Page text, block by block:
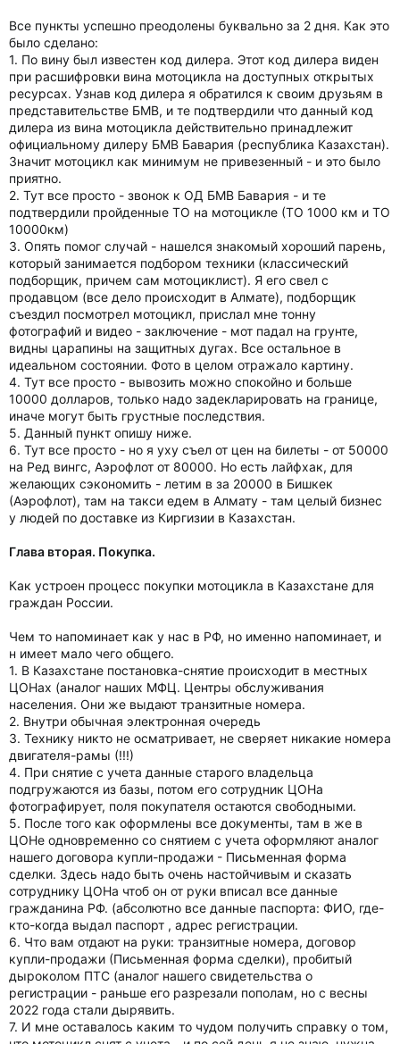
Все пункты успешно преодолены буквально за 2 дня. Как это
было сделано:
1. По вину был известен код дилера. Этот код дилера виден
при расшифровки вина мотоцикла на доступных открытых
ресурсах. Узнав код дилера я обратился к своим друзьям в
представительстве БМВ, и те подтвердили что данный код
дилера из вина мотоцикла действительно принадлежит
официальному дилеру БМВ Бавария (республика Казахстан).
Значит мотоцикл как минимум не привезенный - и это было
приятно.
2. Тут все просто - звонок к ОД БМВ Бавария - и те
подтвердили пройденные ТО на мотоцикле (ТО 1000 км и ТО
10000км)
3. Опять помог случай - нашелся знакомый хороший парень,
который занимается подбором техники (классический
подборщик, причем сам мотоциклист). Я его свел с
продавцом (все дело происходит в Алмате), подборщик
съездил посмотрел мотоцикл, прислал мне тонну
фотографий и видео - заключение - мот падал на грунте,
видны царапины на защитных дугах. Все остальное в
идеальном состоянии. Фото в целом отражало картину.
4. Тут все просто - вывозить можно спокойно и больше
10000 долларов, только надо задекларировать на границе,
иначе могут быть грустные последствия.
5. Данный пункт опишу ниже.
6. Тут все просто - но я уху съел от цен на билеты - от 50000
на Ред вингс, Аэрофлот от 80000. Но есть лайфхак, для
желающих сэкономить - летим в за 20000 в Бишкек
(Аэрофлот), там на такси едем в Алмату - там целый бизнес
у людей по доставке из Киргизии в Казахстан.
Глава вторая. Покупка.
Как устроен процесс покупки мотоцикла в Казахстане для
граждан России.
Чем то напоминает как у нас в РФ, но именно напоминает, и
н имеет мало чего общего.
1. В Казахстане постановка-снятие происходит в местных
ЦОНах (аналог наших МФЦ. Центры обслуживания
населения. Они же выдают транзитные номера.
2. Внутри обычная электронная очередь
3. Технику никто не осматривает, не сверяет никакие номера
двигателя-рамы (!!!)
4. При снятие с учета данные старого владельца
подгружаются из базы, потом его сотрудник ЦОНа
фотографирует, поля покупателя остаются свободными.
5. После того как оформлены все документы, там в же в
ЦОНе одновременно со снятием с учета оформляют аналог
нашего договора купли-продажи - Письменная форма
сделки. Здесь надо быть очень настойчивым и сказать
сотруднику ЦОНа чтоб он от руки вписал все данные
гражданина РФ. (абсолютно все данные паспорта: ФИО, где-
кто-когда выдал паспорт , адрес регистрации.
6. Что вам отдают на руки: транзитные номера, договор
купли-продажи (Письменная форма сделки), пробитый
дыроколом ПТС (аналог нашего свидетельства о
регистрации - раньше его разрезали пополам, но с весны
2022 года стали дырявить.
7. И мне оставалось каким то чудом получить справку о том,